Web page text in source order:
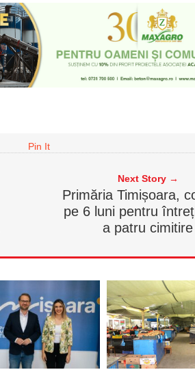
Pin It
Next Story →
Primăria Timișoara,
pe 6 luni pentru
a patru cimitire